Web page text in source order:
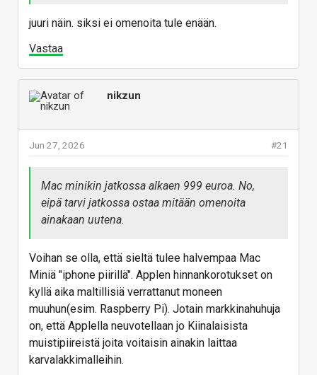
juuri näin. siksi ei omenoita tule enään.
Vastaa
nikzun
#21
Jun 27, 2026
Mac minikin jatkossa alkaen 999 euroa. No,
eipä tarvi jatkossa ostaa mitään omenoita
ainakaan uutena.
Voihan se olla, että sieltä tulee halvempaa Mac
Miniä "iphone piirillä". Applen hinnankorotukset on
kyllä aika maltillisiä verrattanut moneen
muuhun(esim. Raspberry Pi). Jotain markkinahuhuja
on, että Applella neuvotellaan jo Kiinalaisista
muistipiireistä joita voitaisin ainakin laittaa
karvalakkimalleihin.